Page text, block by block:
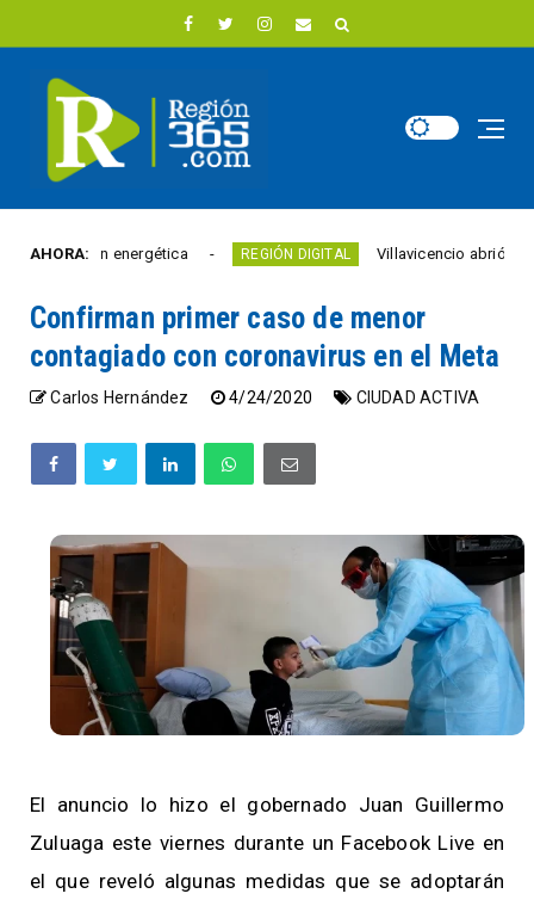
AHORA:
energética REGIÓN DIGITAL Villavicencio abrió un nuevo
Confirman primer caso de menor
contagiado con coronavirus en el Meta
Carlos Hernández 4/24/2020 CIUDAD ACTIVA
El anuncio lo hizo el gobernado Juan Guillermo
Zuluaga este viernes durante un Facebook Live en
el que reveló algunas medidas que se adoptarán